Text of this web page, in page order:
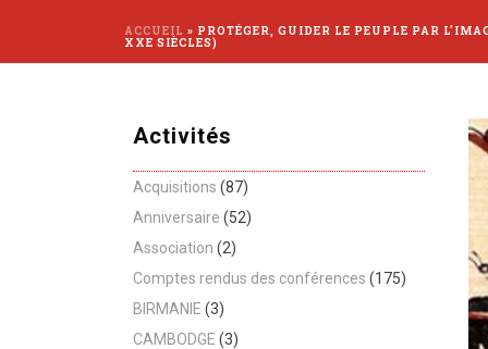
ACCUEIL » PROTÉGER, GUIDER LE PEUPLE PAR
XXE SIÈCLES)
Activités
Acquisitions (87)
Anniversaire (52)
Association (2)
Comptes rendus des conférences (175)
BIRMANIE (3)
CAMBODGE (3)